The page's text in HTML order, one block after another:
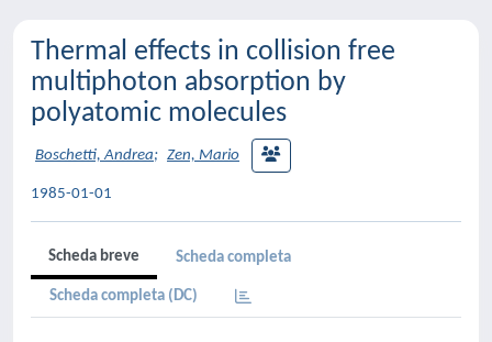
Thermal effects in collision free
multiphoton absorption by
polyatomic molecules
Boschetti, Andrea; Zen, Mario
1985-01-01
Scheda breve Scheda completa
Scheda completa (DC)